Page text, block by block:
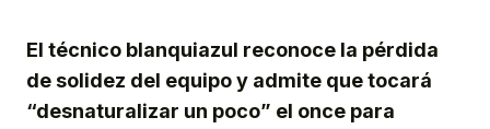
El técnico blanquiazul reconoce la pérdida
de solidez del equipo y admite que tocará
“desnaturalizar un poco” el once para